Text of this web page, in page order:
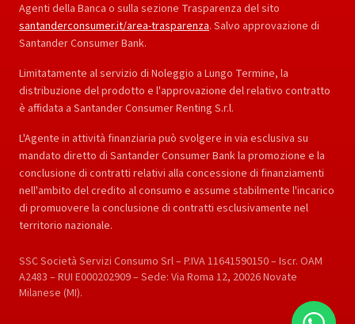
Agenti della Banca o sulla sezione Trasparenza del sito
santanderconsumer.it/area-trasparenza. Salvo approvazione di
Santander Consumer Bank.
Limitatamente al servizio di Noleggio a Lungo Termine, la
distribuzione del prodotto e l'approvazione del relativo contratto
è affidata a Santander Consumer Renting S.r.l.
L'Agente in attività finanziaria può svolgere in via esclusiva su
mandato diretto di Santander Consumer Bank la promozione e la
conclusione di contratti relativi alla concessione di finanziamenti
nell'ambito del credito al consumo e assume stabilmente l'incarico
di promuovere la conclusione di contratti esclusivamente nel
territorio nazionale.
SSC Società Servizi Consumo Srl – P.IVA 11641590150 – Iscr. OAM
A2483 – RUI E000202909 – Sede: Via Roma 12, 20026 Novate
Milanese (MI).